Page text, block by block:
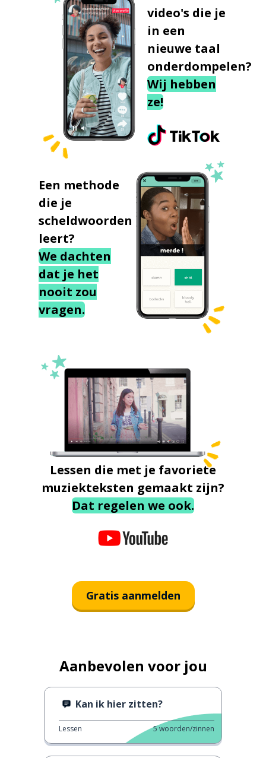
video's die je
in een
nieuwe taal
onderdompelen?
Wij hebben
ze!
Een methode
die je
scheldwoorden
leert?
We dachten
dat je het
nooit zou
vragen.
Lessen die met je favoriete
muziekteksten gemaakt zijn?
Dat regelen we ook.
Gratis aanmelden
Aanbevolen voor jou
Kan ik hier zitten?
Lessen 5woorden/zinnen